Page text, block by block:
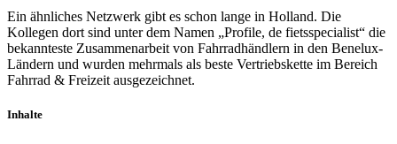
Ein ähnliches Netzwerk gibt es schon lange in Holland. Die
Kollegen dort sind unter dem Namen „Profile, de fietsspecialist“ die
bekannteste Zusammenarbeit von Fahrradhändlern in den Benelux-
Ländern und wurden mehrmals als beste Vertriebskette im Bereich
Fahrrad & Freizeit ausgezeichnet.
Inhalte